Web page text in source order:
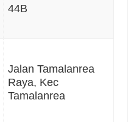
44B
Jalan Tamalanrea
Raya, Kec
Tamalanrea